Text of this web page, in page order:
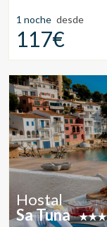
1 noche desde
117€
Hostal
Sa Tuna